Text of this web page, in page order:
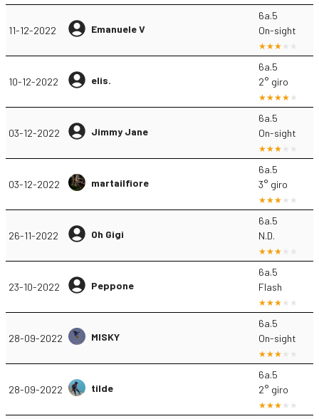
11-12-2022 Emanuele V
6a.5
On-sight
10-12-2022 elis.
6a.5
2° giro
03-12-2022 Jimmy Jane
6a.5
On-sight
03-12-2022 martailfiore
6a.5
3° giro
26-11-2022 Oh Gigi
6a.5
N.D.
23-10-2022 Peppone
6a.5
Flash
28-09-2022 MISKY
6a.5
On-sight
28-09-2022 tilde
6a.5
2° giro